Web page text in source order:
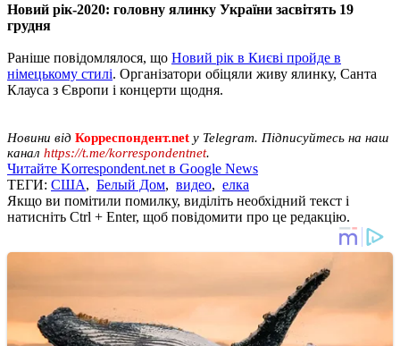
Новий рік-2020: головну ялинку України засвітять 19
грудня
Раніше повідомлялося, що Новий рік в Києві пройде в
німецькому стилі. Організатори обіцяли живу ялинку, Санта
Клауса з Європи і концерти щодня.
Новини від Корреспондент.net у Telegram. Підписуйтесь на наш
канал https://t.me/korrespondentnet.
Читайте Korrespondent.net в Google News
ТЕГИ: США, Белый Дом, видео, елка
Якщо ви помітили помилку, виділіть необхідний текст і
натисніть Ctrl + Enter, щоб повідомити про це редакцію.